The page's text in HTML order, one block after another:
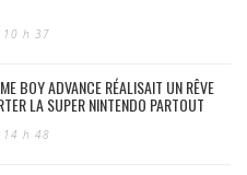
10 h 37
BOY ADVANCE RÉALISAIT UN RÊVE
LA SUPER NINTENDO PARTOUT
14 h 48